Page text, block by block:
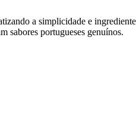
a simplicidade e
sabores portugueses genuínos.